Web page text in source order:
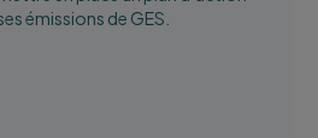
émissions de GES.